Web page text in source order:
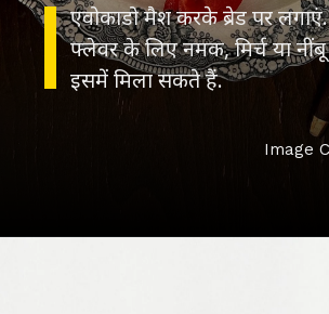
एवोकाडो मैश करके ब्रेड पर लगाएं.
फ्लेवर के लिए नमक, मिर्च या
इसमें मिला सकते हैं.
Image